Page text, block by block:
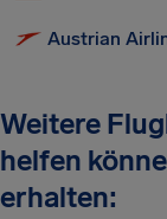
Austrian
Weitere
helfen
erhalten: